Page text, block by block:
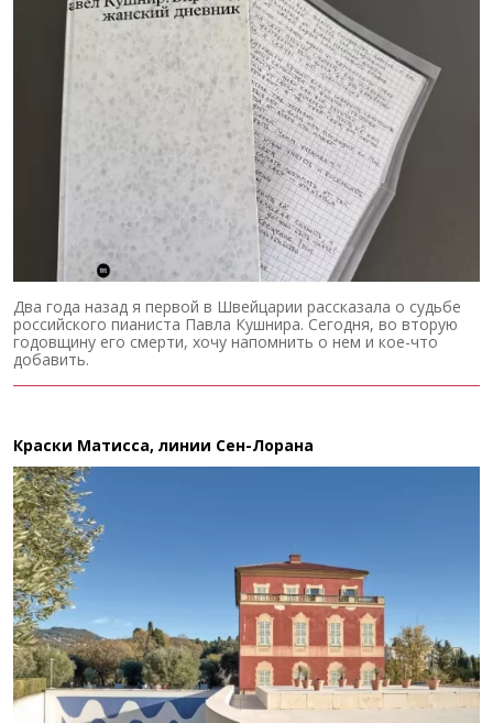
Два года назад я первой в Швейцарии рассказала о судьбе
российского пианиста Павла Кушнира. Сегодня, во вторую
годовщину его смерти, хочу напомнить о нем и кое-что
добавить.
Краски Матисса, линии Сен-Лорана